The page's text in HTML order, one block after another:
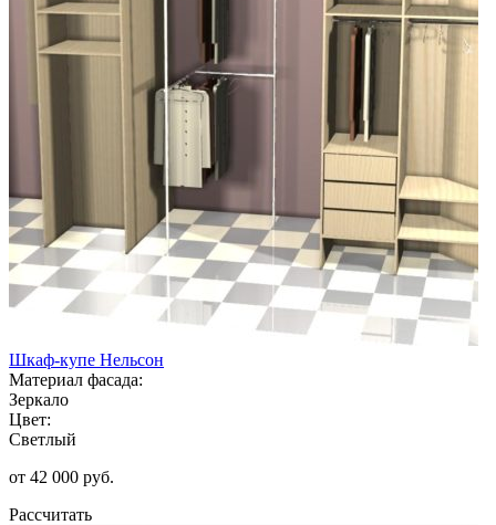
Шкаф-купе Нельсон
Материал фасада:
Зеркало
Цвет:
Светлый
от 42 000 руб.
Рассчитать